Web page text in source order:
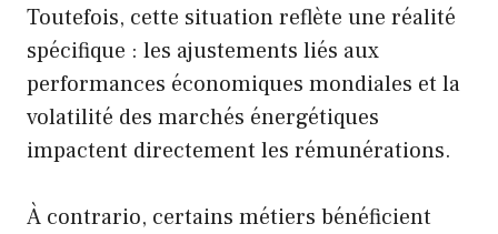
Toutefois, cette situation reflète une réalité
spécifique : les ajustements liés aux
performances économiques mondiales et la
volatilité des marchés énergétiques
impactent directement les rémunérations.
À contrario, certains métiers bénéficient